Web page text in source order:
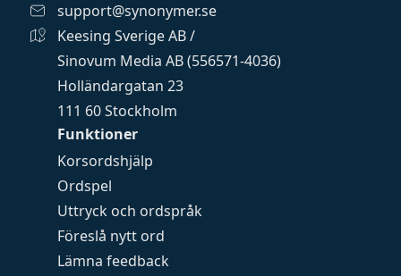
Funktioner
Korsordshjälp
Ordspel
Uttryck och ordspråk
Föreslå nytt ord
Lämna feedback
support@synonymer.se
Keesing Sverige AB /
Sinovum Media AB (556571-4036)
Holländargatan 23
111 60 Stockholm